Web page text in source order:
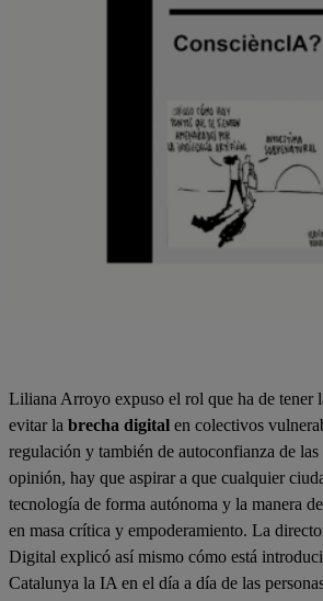
Liliana Arroyo expuso el rol que ha de tener
evitar la brecha digital en colectivos
regulación y también de autoconfianza de las
opinión, hay que aspirar a que cualquier
tecnología de forma autónoma y la manera
en masa crítica y empoderamiento. La
Digital explicó así mismo cómo está
Catalunya la IA en el día a día de las